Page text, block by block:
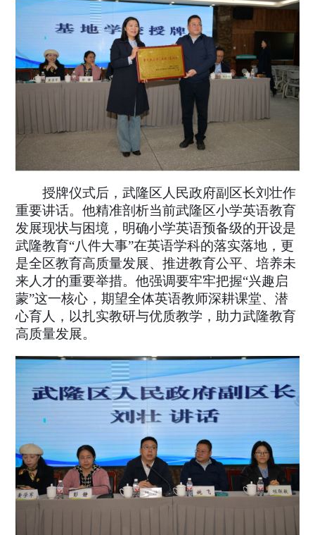
授牌仪式后，武隆区人民政府副区长刘壮作
重要讲话。他精准剖析当前武隆区小学英语教育
发展现状与困境，明确小学英语预备级的开设是
武隆教育“八件大事”在英语学科的落实落地，更
是全区教育高质量发展、推进教育公平、培养未
来人才的重要举措。他强调要牢牢把握“兴趣启
蒙”这一核心，期望全体英语教师深耕课堂、潜
心育人，以扎实教研与优质教学，助力武隆教育
高质量发展。